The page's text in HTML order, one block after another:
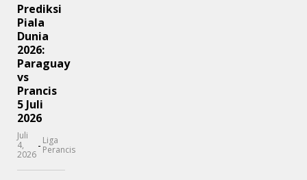
Prediksi
Piala
Dunia
2026:
Paraguay
vs
Prancis
5 Juli
2026
Juli
4,
2026
- Liga
Perancis